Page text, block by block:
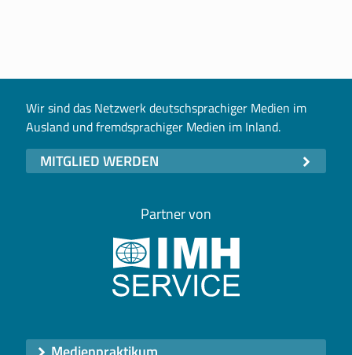
Wir sind das Netzwerk deutschsprachiger Medien im
Ausland und fremdsprachiger Medien im Inland.
MITGLIED WERDEN
Partner von